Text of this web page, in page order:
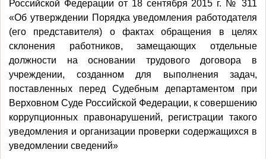
Российской Федерации от 18 сентября 2015 г. № 311
«Об утверждении Порядка уведомления работодателя
(его представителя) о фактах обращения в целях
склонения работников, замещающих отдельные
должности на основании трудового договора в
учреждении, созданном для выполнения задач,
поставленных перед Судебным департаментом при
Верховном Суде Российской Федерации, к совершению
коррупционных правонарушений, регистрации такого
уведомления и организации проверки содержащихся в
уведомлении сведений»